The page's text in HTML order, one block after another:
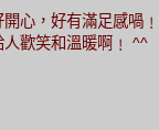
心，好有滿足感喎﹗
人歡笑和溫暖啊﹗ ^^